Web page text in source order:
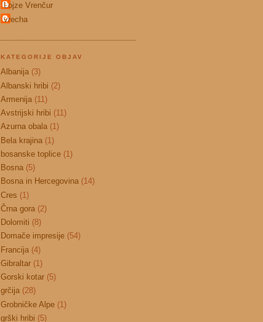
Lojze Vrenčur
vrecha
KATEGORIJE OBJAV
Albanija (3)
Albanski hribi (2)
Armenija (11)
Avstrijski hribi (11)
Azurna obala (1)
Bela krajina (1)
bosanske toplice (1)
Bosna (5)
Bosna in Hercegovina (14)
Cres (1)
Črna gora (2)
Dolomiti (8)
Domače impresije (54)
Francija (4)
Gibraltar (1)
Gorski kotar (5)
grčija (28)
Grobničke Alpe (1)
grški hribi (5)